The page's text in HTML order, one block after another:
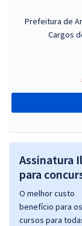
Prefeitura de
Cargos
Assinatura
para
O melhor custo
benefício para
cursos para